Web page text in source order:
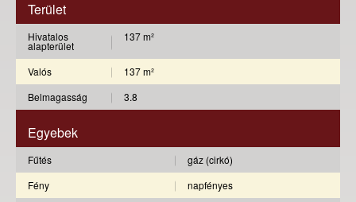
Terület
Hivatalos
alapterület
137 m²
Valós
137 m²
Belmagasság
3.8
Egyebek
Fűtés
gáz (cirkó)
Fény
napfényes